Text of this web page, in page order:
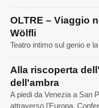
OLTRE – Viaggio
Wölfli
Teatro intimo sul genio e
Alla riscoperta
dell'ambra
A piedi da Venezia a San
attraverso l'Europa.